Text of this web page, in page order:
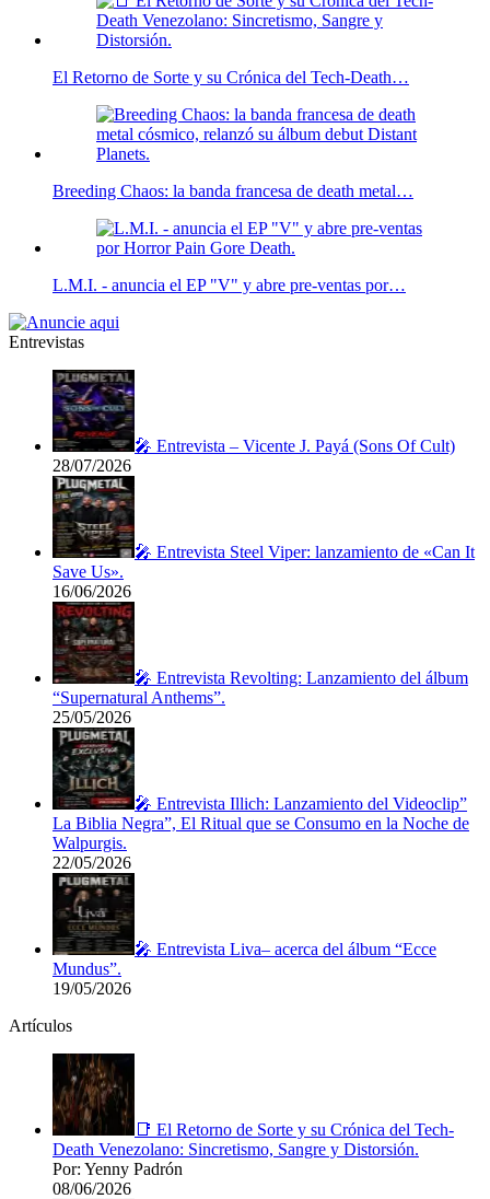
El Retorno de Sorte y su Crónica del Tech-Death…
Breeding Chaos: la banda francesa de death metal…
L.M.I. - anuncia el EP "V" y abre pre-ventas por…
Entrevistas
🎤 Entrevista – Vicente J. Payá (Sons Of Cult)
28/07/2026
🎤 Entrevista Steel Viper: lanzamiento de «Can It
Save Us».
16/06/2026
🎤 Entrevista Revolting: Lanzamiento del álbum
“Supernatural Anthems”.
25/05/2026
🎤 Entrevista Illich: Lanzamiento del Videoclip”
La Biblia Negra”, El Ritual que se Consumo en la Noche de
Walpurgis.
22/05/2026
🎤 Entrevista Liva– acerca del álbum “Ecce
Mundus”.
19/05/2026
Artículos
📑 El Retorno de Sorte y su Crónica del Tech-
Death Venezolano: Sincretismo, Sangre y Distorsión.
Por: Yenny Padrón
08/06/2026